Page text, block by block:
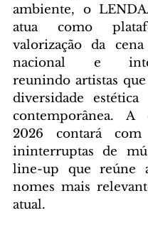
ambiente, o
atua como
valorização da
nacional e
reunindo artistas
diversidade estética
contemporânea. A
2026 contará
ininterruptas de
line-up que reúne
nomes mais
atual.